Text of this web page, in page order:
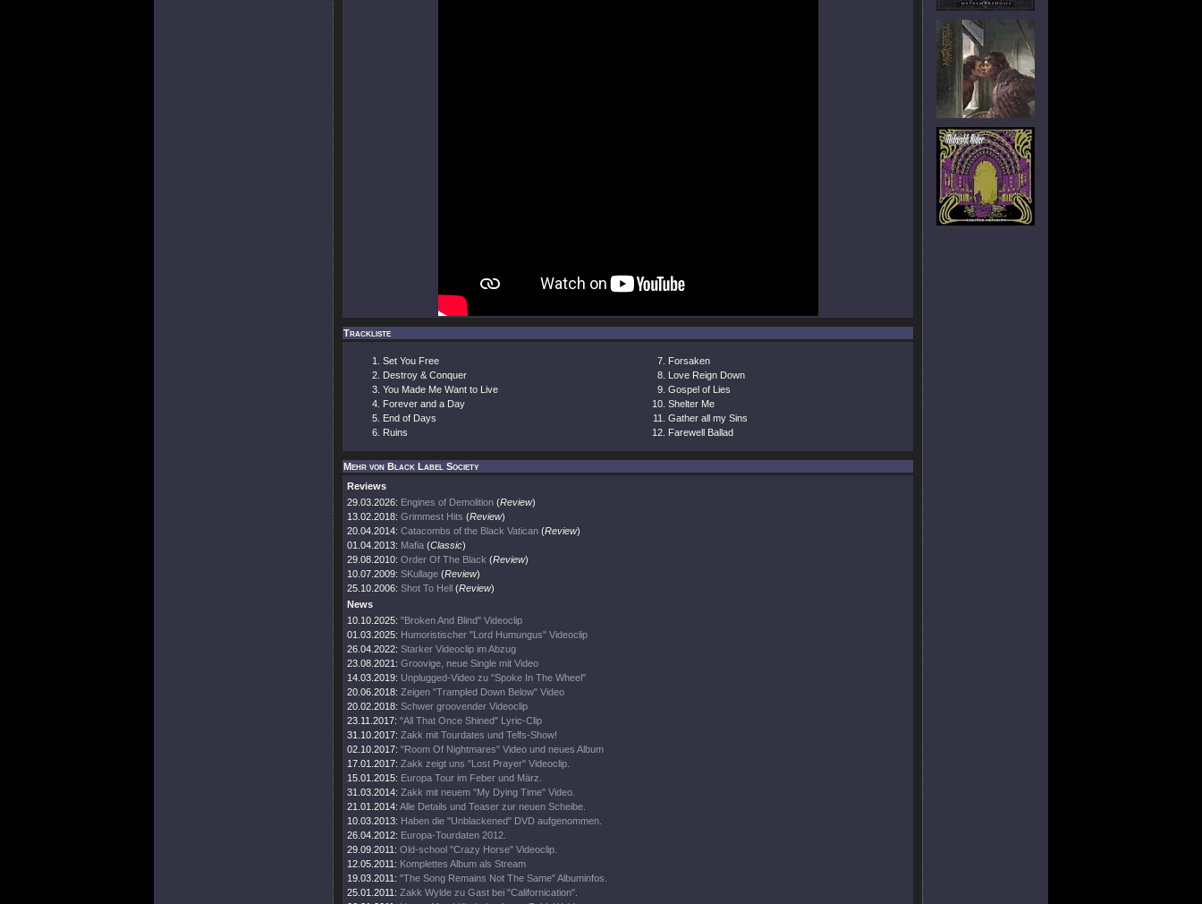
Trackliste
Set You Free
Destroy & Conquer
You Made Me Want to Live
Forever and a Day
End of Days
Ruins
Forsaken
Love Reign Down
Gospel of Lies
Shelter Me
Gather all my Sins
Farewell Ballad
Mehr von Black Label Society
Reviews
29.03.2026: Engines of Demolition (Review)
13.02.2018: Grimmest Hits (Review)
20.04.2014: Catacombs of the Black Vatican (Review)
01.04.2013: Mafia (Classic)
29.08.2010: Order Of The Black (Review)
10.07.2009: SKullage (Review)
25.10.2006: Shot To Hell (Review)
News
10.10.2025: "Broken And Blind" Videoclip
01.03.2025: Humoristischer "Lord Humungus" Videoclip
26.04.2022: Starker Videoclip im Abzug
23.08.2021: Groovige, neue Single mit Video
14.03.2019: Unplugged-Video zu "Spoke In The Wheel"
20.06.2018: Zeigen "Trampled Down Below" Video
20.02.2018: Schwer groovender Videoclip
23.11.2017: "All That Once Shined" Lyric-Clip
31.10.2017: Zakk mit Tourdates und Telfs-Show!
02.10.2017: "Room Of Nightmares" Video und neues Album
17.01.2017: Zakk zeigt uns "Lost Prayer" Videoclip.
15.01.2015: Europa Tour im Feber und März.
31.03.2014: Zakk mit neuem "My Dying Time" Video.
21.01.2014: Alle Details und Teaser zur neuen Scheibe.
10.03.2013: Haben die "Unblackened" DVD aufgenommen.
26.04.2012: Europa-Tourdaten 2012.
29.09.2011: Old-school "Crazy Horse" Videoclip.
12.05.2011: Komplettes Album als Stream
19.03.2011: "The Song Remains Not The Same" Albuminfos.
25.01.2011: Zakk Wylde zu Gast bei "Californication".